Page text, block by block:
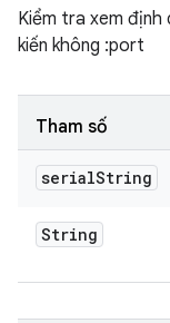
Kiểm tra xem định
kiến không :port
Tham số
serialString
String